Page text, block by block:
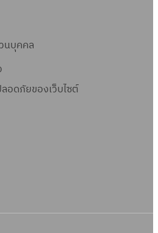
นบุคคล
อดภัยของเว็บไซต์